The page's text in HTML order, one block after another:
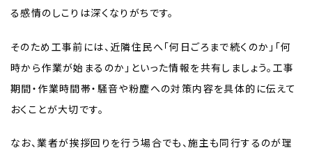
る感情のしこりは深くなりがちです。
そのため工事前には、近隣住民へ「何日ごろまで続くのか」「何
時から作業が始まるのか」といった情報を共有しましょう。工事
期間・作業時間帯・騒音や粉塵への対策内容を具体的に伝えて
おくことが大切です。
なお、業者が挨拶回りを行う場合でも、施主も同行するのが理